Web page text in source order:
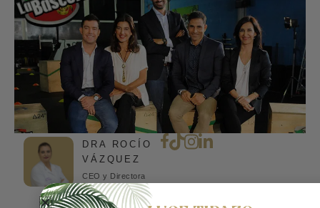
DRA ROCÍO
VÁZQUEZ
CEO y Directora
médica de Clínica
Rocío Vázquez |